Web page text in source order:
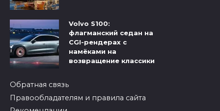
Volvo S100:
флагманский седан на
CGI-рендерах с
намёками на
возвращение классики
Обратная связь
Правообладателям и правила сайта